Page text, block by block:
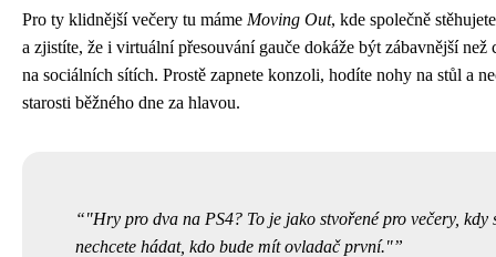
Pro ty klidnější večery tu máme Moving Out, kde společně
a zjistíte, že i virtuální přesouvání gauče dokáže být zábavnější než
na sociálních sítích. Prostě zapnete konzoli, hodíte nohy na stůl a
starosti běžného dne za hlavou.
"Hry pro dva na PS4? To je jako stvořené pro večery, kdy
nechcete hádat, kdo bude mít ovladač první."